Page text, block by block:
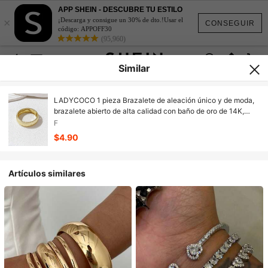
CONSEGUIR
×
APP SHEIN - DESCUBRE TU ESTILO
¡Descarga y consigue un 30% de dto.!Usar el
código: APPOFF30
(95,960)
Similar
LADYCOCO 1 pieza Brazalete de aleación único y de moda,
brazalete abierto de alta calidad con baño de oro de 14K,
brazalete ancho, brazalete grande y recio, estilo elegante y
lujoso, opción de las mujeres (color duradero), se puede
combinar y usar como un conjunto
F
$4.90
Artículos similares